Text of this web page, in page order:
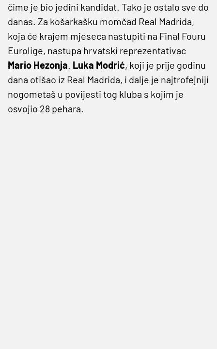
čime je bio jedini kandidat. Tako je ostalo sve do
danas. Za košarkašku momčad Real Madrida,
koja će krajem mjeseca nastupiti na Final Fouru
Eurolige, nastupa hrvatski reprezentativac
Mario Hezonja. Luka Modrić, koji je prije godinu
dana otišao iz Real Madrida, i dalje je najtrofejniji
nogometaš u povijesti tog kluba s kojim je
osvojio 28 pehara.